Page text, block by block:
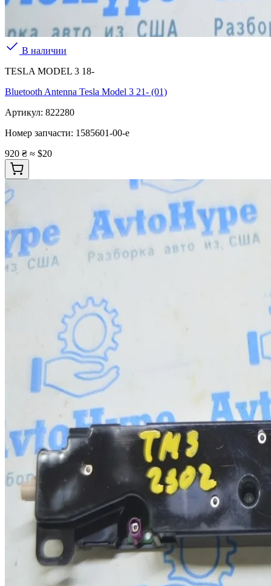
В наличии
TESLA MODEL 3 18-
Bluetooth Antenna Tesla Model 3 21- (01)
Артикул: 822280
Номер запчасти: 1585601-00-e
920 ₴ ≈ $20